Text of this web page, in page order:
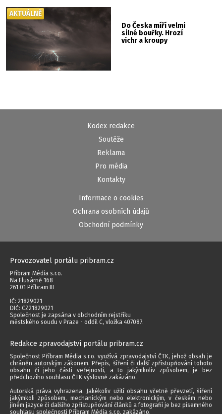
Do Česka míří velmi
silné bouřky. Hrozí
vichr a kroupy
AKTUÁLNĚ
Kodex redakce
Soutěže
Reklama
Pro média
Kontakty
Informace o cookies
Ochrana osobních údajů
Obchodní podmínky
Provozovatel portálu pribram.cz
Příbram Média s.r.o.
Na Flusárně 168
261 01 Příbram III
IČ: 21829021
DIČ: CZ21829021
Společnost je zapsána v obchodním rejstříku
městského soudu v Praze - oddíl C, vložka 407087.
Redakce zpravodajství portálu pribram.cz
Společnost Příbram Média s.r.o. využívá zpravodajství ČTK, jehož obsah je
chráněn autorským zákonem. Přepis, šíření či další zpřístupňování tohoto
obsahu či jeho části veřejnosti, a to jakýmkoliv způsobem, je bez
předchozího souhlasu ČTK výslovně zakázáno.
Autorská práva vyhrazena. Jakékoliv užití obsahu včetně převzetí, šíření
jakýmkoli způsobem, mechanickým nebo elektronickým, v českém nebo
jiném jazyce či dalšího zpřístupňování článků a fotografií je bez písemného
souhlasu společnosti Příbram Média s.r.o. zakázáno.